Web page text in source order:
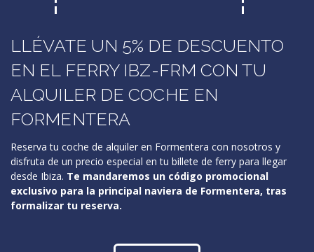
LLÉVATE UN 5% DE DESCUENTO
EN EL FERRY IBZ-FRM CON TU
ALQUILER DE COCHE EN
FORMENTERA
Reserva tu coche de alquiler en Formentera con nosotros y
disfruta de un precio especial en tu billete de ferry para llegar
desde Ibiza. Te mandaremos un código promocional
exclusivo para la principal naviera de Formentera, tras
formalizar tu reserva.